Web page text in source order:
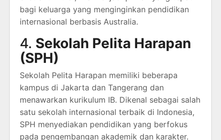
bagi keluarga yang menginginkan pendidikan
internasional berbasis Australia.
4. Sekolah Pelita Harapan
(SPH)
Sekolah Pelita Harapan memiliki beberapa
kampus di Jakarta dan Tangerang dan
menawarkan kurikulum IB. Dikenal sebagai salah
satu sekolah internasional terbaik di Indonesia,
SPH menyediakan pendidikan yang berfokus
pada pengembangan akademik dan karakter.